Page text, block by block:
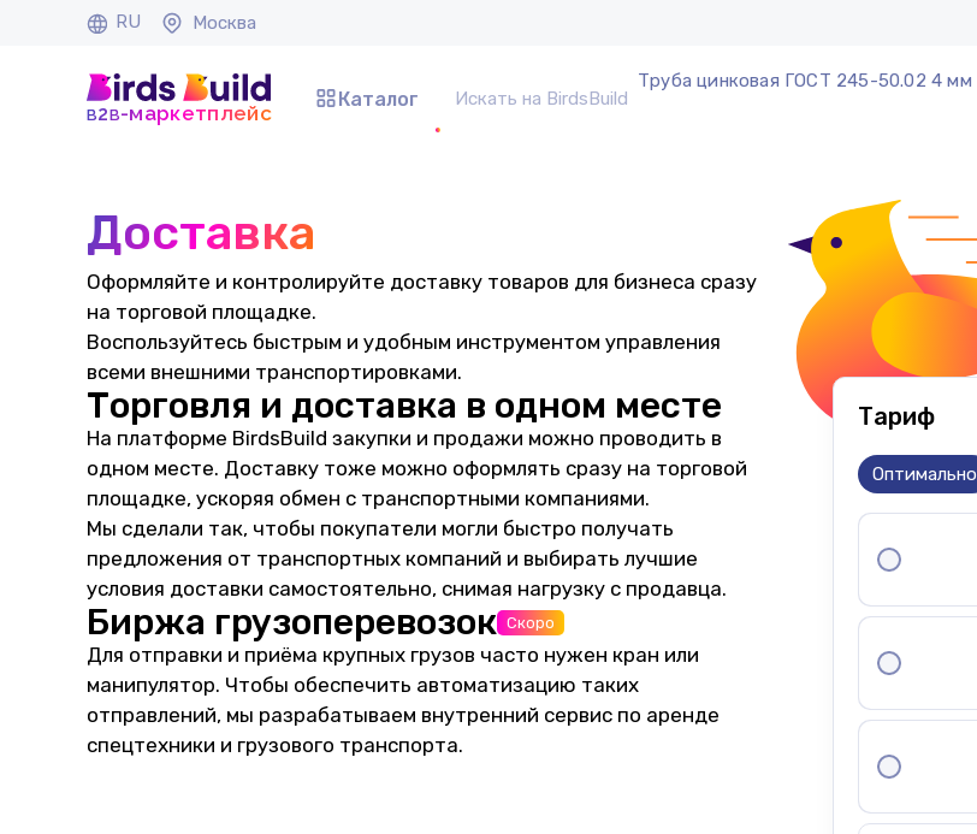
RU Москва
b2b-маркетплейс
Каталог
Труба цинковая ГОСТ 245-50.02 4 мм
Доставка
Оформляйте и контролируйте доставку товаров для бизнеса сразу
на торговой площадке.
Воспользуйтесь быстрым и удобным инструментом управления
всеми внешними транспортировками.
Торговля и доставка в одном месте
На платформе BirdsBuild закупки и продажи можно проводить в
одном месте. Доставку тоже можно оформлять сразу на торговой
площадке, ускоряя обмен с транспортными компаниями.
Мы сделали так, чтобы покупатели могли быстро получать
предложения от транспортных компаний и выбирать лучшие
условия доставки самостоятельно, снимая нагрузку с продавца.
Биржа грузоперевозок Скоро
Для отправки и приёма крупных грузов часто нужен кран или
манипулятор. Чтобы обеспечить автоматизацию таких
отправлений, мы разрабатываем внутренний сервис по аренде
спецтехники и грузового транспорта.
Тариф
Оптимально